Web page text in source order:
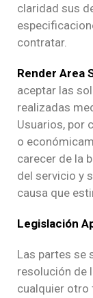
claridad sus
contratar.
Render Area
aceptar las
realizadas
Usuarios, por
o
carecer de la
del servicio y
causa que
Legislación
Las partes se
resolución de
cualquier otro